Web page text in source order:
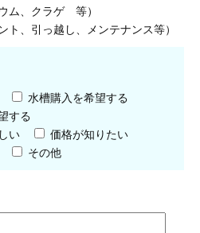
ム、クラゲ 等）
ト、引っ越し、メンテナンス等）
水槽購入を希望する
する
い
価格が知りたい
その他